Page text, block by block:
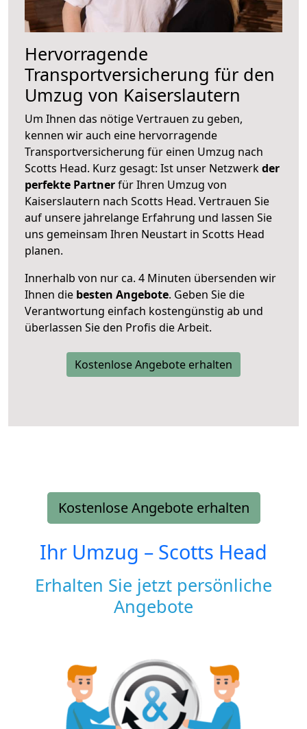
Hervorragende
Transportversicherung für den
Umzug von Kaiserslautern
Um Ihnen das nötige Vertrauen zu geben,
kennen wir auch eine hervorragende
Transportversicherung für einen Umzug nach
Scotts Head. Kurz gesagt: Ist unser Netzwerkder
perfekte Partnerfür Ihren Umzug von
Kaiserslautern nach Scotts Head. Vertrauen Sie
auf unsere jahrelange Erfahrung und lassen Sie
uns gemeinsam Ihren Neustart in Scotts Head
planen.
Innerhalb von nur ca. 4 Minuten übersenden wir
Ihnen die besten Angebote. Geben Sie die
Verantwortung einfach kostengünstig ab und
überlassen Sie den Profis die Arbeit.
Kostenlose Angebote erhalten
Kostenlose Angebote erhalten
Ihr Umzug – Scotts Head
Erhalten Sie jetzt persönliche
Angebote